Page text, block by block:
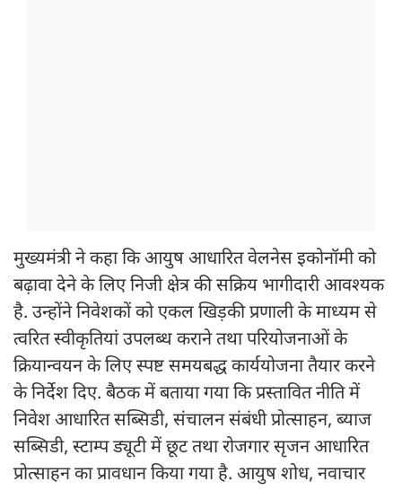
मुख्यमंत्री ने कहा कि आयुष आधारित वेलनेस इकोनॉमी को
बढ़ावा देने के लिए निजी क्षेत्र की सक्रिय भागीदारी आवश्यक
है. उन्होंने निवेशकों को एकल खिड़की प्रणाली के माध्यम से
त्वरित स्वीकृतियां उपलब्ध कराने तथा परियोजनाओं के
क्रियान्वयन के लिए स्पष्ट समयबद्ध कार्ययोजना तैयार करने
के निर्देश दिए. बैठक में बताया गया कि प्रस्तावित नीति में
निवेश आधारित सब्सिडी, संचालन संबंधी प्रोत्साहन, ब्याज
सब्सिडी, स्टाम्प ड्यूटी में छूट तथा रोजगार सृजन आधारित
प्रोत्साहन का प्रावधान किया गया है. आयुष शोध, नवाचार